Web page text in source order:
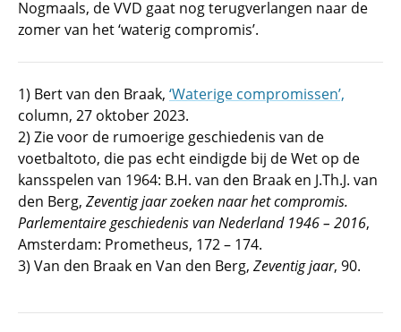
Nogmaals, de VVD gaat nog terugverlangen naar de
zomer van het ‘waterig compromis’.
1) Bert van den Braak, ‘Waterige compromissen’,
column, 27 oktober 2023.
2) Zie voor de rumoerige geschiedenis van de
voetbaltoto, die pas echt eindigde bij de Wet op de
kansspelen van 1964: B.H. van den Braak en J.Th.J. van
den Berg, Zeventig jaar zoeken naar het compromis.
Parlementairegeschiedenis van Nederland 1946 – 2016,
Amsterdam: Prometheus, 172 – 174.
3) Van den Braak en Van den Berg, Zeventig jaar, 90.